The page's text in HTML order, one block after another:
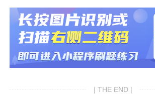
| THE END |